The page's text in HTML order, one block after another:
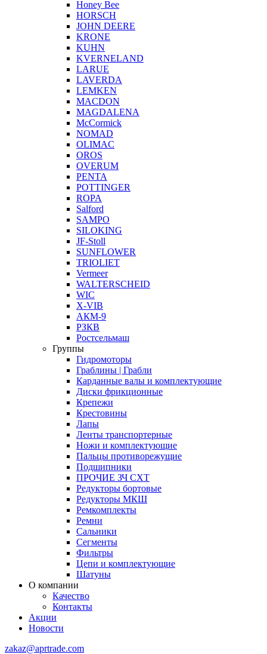
Honey Bee
HORSCH
JOHN DEERE
KRONE
KUHN
KVERNELAND
LARUE
LAVERDA
LEMKEN
MACDON
MAGDALENA
McCormick
NOMAD
OLIMAC
OROS
OVERUM
PENTA
POTTINGER
ROPA
Salford
SAMPO
SILOKING
JF-Stoll
SUNFLOWER
TRIOLIET
Vermeer
WALTERSCHEID
WIC
X-VIB
АКМ-9
РЗКВ
Ростсельмаш
Группы
Гидромоторы
Граблины | Грабли
Карданные валы и комплектующие
Диски фрикционные
Крепежи
Крестовины
Лапы
Ленты транспортерные
Ножи и комплектующие
Пальцы противорежущие
Подшипники
ПРОЧИЕ ЗЧ СХТ
Редукторы бортовые
Редукторы МКШ
Ремкомплекты
Ремни
Сальники
Сегменты
Фильтры
Цепи и комплектующие
Шатуны
О компании
Качество
Контакты
Акции
Новости
zakaz@aprtrade.com